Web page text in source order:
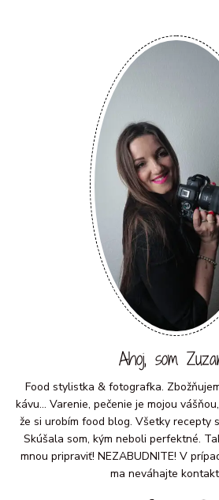
Ahoj, som
Food stylistka & fotografka.
kávu... Varenie, pečenie je mojou
že si urobím food blog. Všetky recepty
Skúšala som, kým neboli perfektné.
mnou pripraviť! NEZABUDNITE! V
ma neváhajte